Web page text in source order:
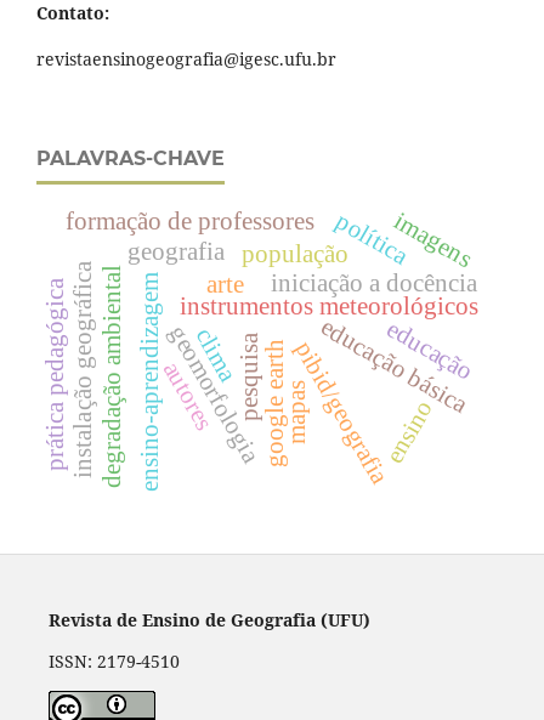
Contato:
revistaensinogeografia@igesc.ufu.br
PALAVRAS-CHAVE
clima
ensino-aprendizagem instrumentos meteorológicos
pibid/geografia
iniciação a docência
educação básica
geografia
google earth
geomorfologia ensino
pesquisa educação
populaçãopolítica
degradação ambiental
formação de professores imagens
autores
instalação geográfica
prática pedagógica arte
mapas
Revista de Ensino de Geografia (UFU)
ISSN: 2179-4510